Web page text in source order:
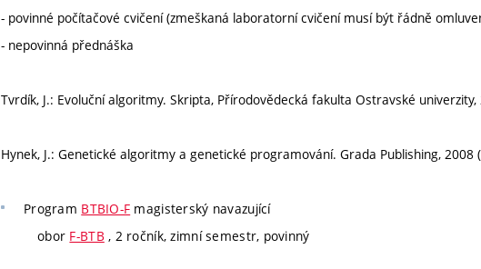
- povinné počítačové cvičení (zmeškaná laboratorní cvičení musí být řádně
- nepovinná přednáška
Tvrdík, J.: Evoluční algoritmy. Skripta, Přírodovědecká fakulta Ostravské univerzity,
Hynek, J.: Genetické algoritmy a genetické programování. Grada Publishing, 2008
Program BTBIO-F magisterský navazující
obor F-BTB , 2 ročník, zimní semestr, povinný